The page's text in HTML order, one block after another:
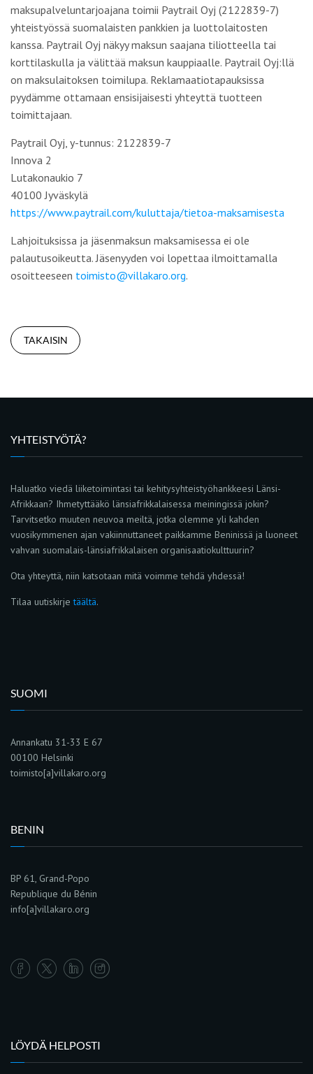
maksupalveluntarjoajana toimii Paytrail Oyj (2122839-7)
yhteistyössä suomalaisten pankkien ja luottolaitosten
kanssa. Paytrail Oyj näkyy maksun saajana tiliotteella tai
korttilaskulla ja välittää maksun kauppiaalle. Paytrail Oyj:llä
on maksulaitoksen toimilupa. Reklamaatiotapauksissa
pyydämme ottamaan ensisijaisesti yhteyttä tuotteen
toimittajaan.
Paytrail Oyj, y-tunnus: 2122839-7
Innova 2
Lutakonaukio 7
40100 Jyväskylä
https://www.paytrail.com/kuluttaja/tietoa-maksamisesta
Lahjoituksissa ja jäsenmaksun maksamisessa ei ole
palautusoikeutta. Jäsenyyden voi lopettaa ilmoittamalla
osoitteeseen toimisto@villakaro.org.
TAKAISIN
YHTEISTYÖTÄ?
Haluatko viedä liiketoimintasi tai kehitysyhteistyöhankkeesi Länsi-
Afrikkaan? Ihmetyttääkö länsiafrikkalaisessa meiningissä jokin?
Tarvitsetko muuten neuvoa meiltä, jotka olemme yli kahden
vuosikymmenen ajan vakiinnuttaneet paikkamme Beninissä ja luoneet
vahvan suomalais-länsiafrikkalaisen organisaatiokulttuurin?
Ota yhteyttä, niin katsotaan mitä voimme tehdä yhdessä!
Tilaa uutiskirjetäältä.
SUOMI
Annankatu 31-33 E 67
00100 Helsinki
toimisto[a]villakaro.org
BENIN
BP 61, Grand-Popo
Republique du Bénin
info[a]villakaro.org
LÖYDÄ HELPOSTI